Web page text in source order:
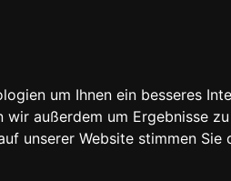
um Ihnen ein besseres
außerdem um Ergebnisse
unserer Website stimmen